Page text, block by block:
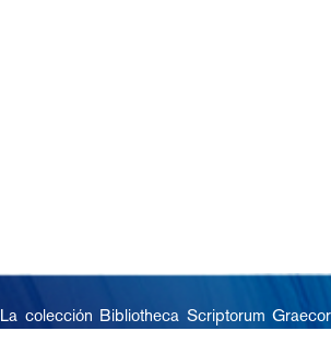
La colección Bibliotheca Scriptorum